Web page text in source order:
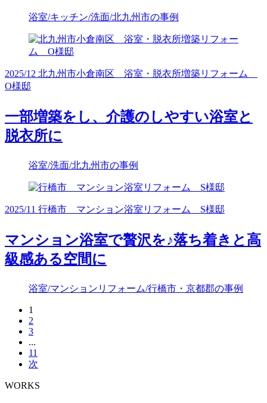
浴室/キッチン/洗面/北九州市の事例
2025/12 北九州市小倉南区 浴室・脱衣所増築リフォーム
O様邸
一部増築をし、介護のしやすい浴室と
脱衣所に
浴室/洗面/北九州市の事例
2025/11 行橋市 マンション浴室リフォーム S様邸
マンション浴室で贅沢を♪落ち着きと高
級感ある空間に
浴室/マンションリフォーム/行橋市・京都郡の事例
1
2
3
...
11
次
WORKS